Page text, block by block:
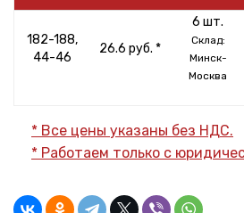
182-188,
44-46
26.6 руб. *
6 шт.
Склад:
Минск-
Москва
* Все цены указаны без НДС.
* Работаем только с